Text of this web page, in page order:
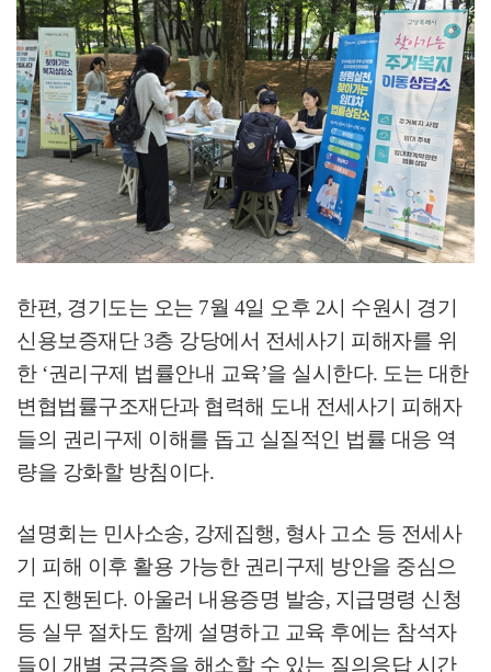
한편, 경기도는 오는 7월 4일 오후 2시 수원시 경기
신용보증재단 3층 강당에서 전세사기 피해자를 위
한 ‘권리구제 법률안내 교육’을 실시한다. 도는 대한
변협법률구조재단과 협력해 도내 전세사기 피해자
들의 권리구제 이해를 돕고 실질적인 법률 대응 역
량을 강화할 방침이다.
설명회는 민사소송, 강제집행, 형사 고소 등 전세사
기 피해 이후 활용 가능한 권리구제 방안을 중심으
로 진행된다. 아울러 내용증명 발송, 지급명령 신청
등 실무 절차도 함께 설명하고 교육 후에는 참석자
들이 개별 궁금증을 해소할 수 있는 질의응답 시간